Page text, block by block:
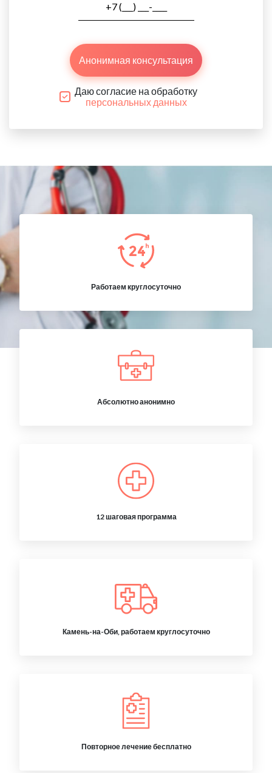
Анонимная консультация
Даю согласие на обработку
персональных данных
Работаем круглосуточно
Абсолютно анонимно
12 шаговая программа
Камень-на-Оби, работаем круглосуточно
Повторное лечение бесплатно